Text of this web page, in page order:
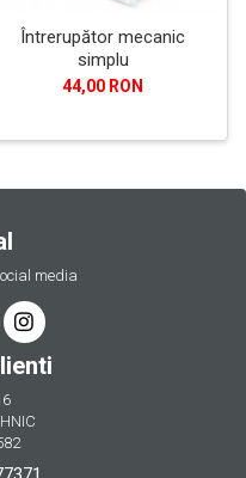
Întrerupător mecanic
simplu
44,00 RON
media